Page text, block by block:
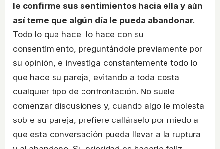
le confirme sus sentimientos hacia ella y aún
así teme que algún día le pueda abandonar.
Todo lo que hace, lo hace con su
consentimiento, preguntándole previamente por
su opinión, e investiga constantemente todo lo
que hace su pareja, evitando a toda costa
cualquier tipo de confrontación. No suele
comenzar discusiones y, cuando algo le molesta
sobre su pareja, prefiere callárselo por miedo a
que esta conversación pueda llevar a la ruptura